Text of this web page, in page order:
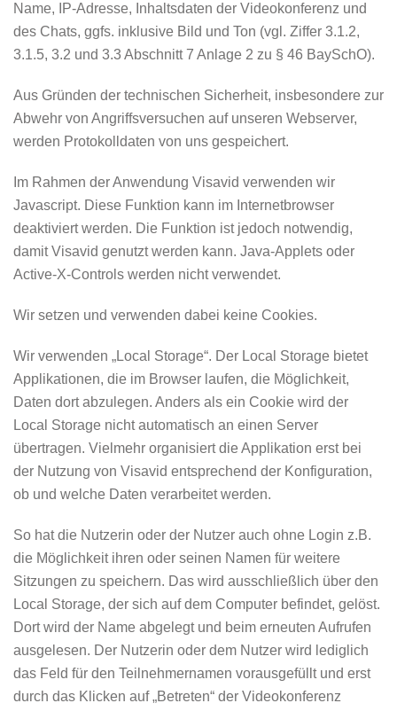
Name, IP-Adresse, Inhaltsdaten der Videokonferenz und
des Chats, ggfs. inklusive Bild und Ton (vgl. Ziffer 3.1.2,
3.1.5, 3.2 und 3.3 Abschnitt 7 Anlage 2 zu § 46 BaySchO).
Aus Gründen der technischen Sicherheit, insbesondere zur
Abwehr von Angriffsversuchen auf unseren Webserver,
werden Protokolldaten von uns gespeichert.
m Rahmen der Anwendung Visavid verwenden wir
Javascript. Diese Funktion kann im Internetbrowser
deaktiviert werden. Die Funktion ist jedoch notwendig,
damit Visavid genutzt werden kann. Java-Applets oder
Active-X-Controls werden nicht verwendet.
Wir setzen und verwenden dabei keine Cookies.
Wir verwenden „Local Storage“. Der Local Storage bietet
Applikationen, die im Browser laufen, die Möglichkeit,
Daten dort abzulegen. Anders als ein Cookie wird der
Local Storage nicht automatisch an einen Server
übertragen. Vielmehr organisiert die Applikation erst bei
der Nutzung von Visavid entsprechend der Konfiguration,
ob und welche Daten verarbeitet werden.
So hat die Nutzerin oder der Nutzer auch ohne Login z.B.
die Möglichkeit ihren oder seinen Namen für weitere
Sitzungen zu speichern. Das wird ausschließlich über den
Local Storage, der sich auf dem Computer befindet, gelöst.
Dort wird der Name abgelegt und beim erneuten Aufrufen
ausgelesen. Der Nutzerin oder dem Nutzer wird lediglich
das Feld für den Teilnehmernamen vorausgefüllt und erst
durch das Klicken auf „Betreten“ der Videokonferenz